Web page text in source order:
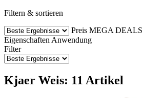
Filtern & sortieren
Preis MEGA DEALS
Eigenschaften Anwendung
Filter
Kjaer Weis: 11 Artikel